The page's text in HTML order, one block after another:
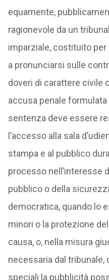
equamente,
ragionevole da un
imparziale, costituito per
a pronunciarsi sulle
doveri di carattere civile
accusa penale
sentenza deve essere
l’accesso alla sala
stampa e al pubblico
processo nell’interesse
pubblico o della
democratica, quando lo
minori o la protezione
causa, o, nella misura
necessaria dal
speciali la pubblicità